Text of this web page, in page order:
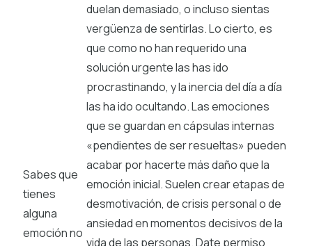
Sabes que
tienes
alguna
emoción no
duelan demasiado, o incluso sientas
vergüenza de sentirlas. Lo cierto, es
que como no han requerido una
solución urgente las has ido
procrastinando, y la inercia del día a día
las ha ido ocultando. Las emociones
que se guardan en cápsulas internas
«pendientes de ser resueltas» pueden
acabar por hacerte más daño que la
emoción inicial. Suelen crear etapas de
desmotivación, de crisis personal o de
ansiedad en momentos decisivos de la
vida de las personas. Date permiso